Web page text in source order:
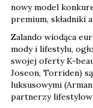
nowy model
premium, składniki
Zalando wiodąca
mody i lifestylu,
swojej oferty K-
Joseon, Torriden)
luksusowymi
partnerzy